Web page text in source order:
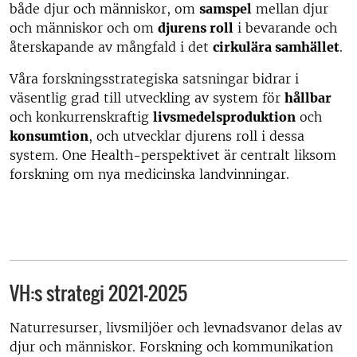
både djur och människor, om samspel mellan djur
och människor och om djurens roll i bevarande och
återskapande av mångfald i det cirkulära samhället.
Våra forskningsstrategiska satsningar bidrar i
väsentlig grad till utveckling av system för hållbar
och konkurrenskraftig livsmedelsproduktion och
konsumtion, och utvecklar djurens roll i dessa
system. One Health-perspektivet är centralt liksom
forskning om nya medicinska landvinningar.
VH:s strategi 2021-2025
Naturresurser, livsmiljöer och levnadsvanor delas av
djur och människor. Forskning och kommunikation